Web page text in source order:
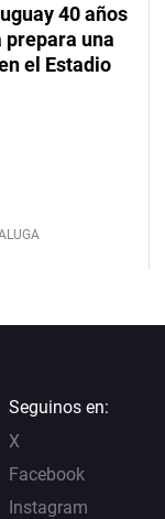
40 años
prepara una
el Estadio
Seguinos en:
X
Facebook
Instagram